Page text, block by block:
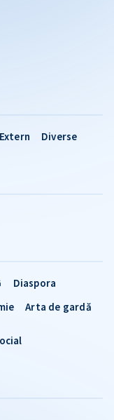
Extern Diverse
Diaspora
Arta de gardă